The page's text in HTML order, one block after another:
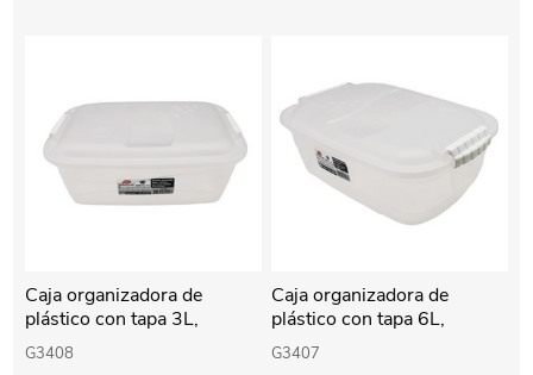
Caja organizadora de
plástico con tapa 3L,
transparente
G3408
Caja organizadora de
plástico con tapa 6L,
transparente
G3407